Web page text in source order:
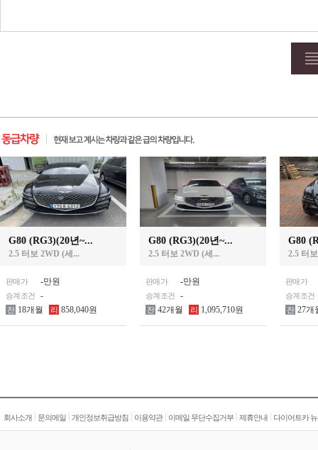
G80 (RG3)(20년~...
2.5 터보 2WD (세...
판매가 -만원
승계조건 -
잔 18개월 리 858,040원
G80 (RG3)(20년~...
2.5 터보 2WD (세...
판매가 -만원
승계조건 -
잔 42개월 리 1,095,710원
G80
2.5 터
판매가
승계조건
잔 27개
회사소개 문의메일 개인정보취급방침 이용약관| 이메일 무단수집거부 제휴안내 다이어트카